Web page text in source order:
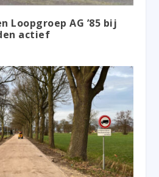
Loopgroep AG ’85 bij
actief